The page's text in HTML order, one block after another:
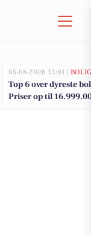
05-08-2026 13:01 |
Top 6 over dyreste
Priser op til